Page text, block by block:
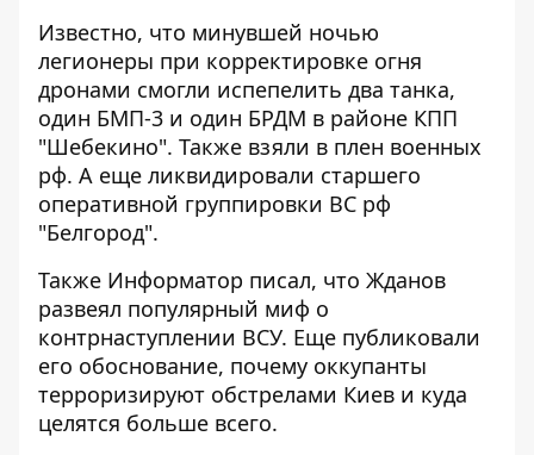
Известно, что минувшей ночью
легионеры при корректировке огня
дронами смогли испепелить два танка,
один БМП-3 и один БРДМ в районе КПП
"Шебекино". Также взяли в плен военных
рф. А еще ликвидировали старшего
оперативной группировки ВС рф
"Белгород".
Также Информатор писал, что Жданов
развеял популярный миф о
контрнаступлении ВСУ. Еще публиковали
его обоснование, почему оккупанты
терроризируют обстрелами Киев и куда
целятся больше всего.